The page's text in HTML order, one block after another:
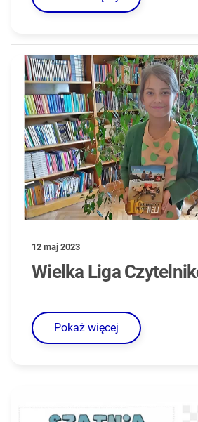
12 maj 2023
Wielka Liga
Pokaż więcej